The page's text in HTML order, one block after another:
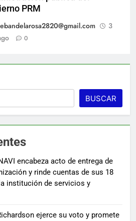
PRM
3
0
BUSCAR
encabeza acto de entrega de
y rinde cuentas de sus 18
institución de servicios y
ejerce su voto y promete